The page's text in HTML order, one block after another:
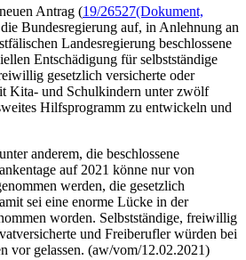
Antrag (19/26527(Dokument,
Bundesregierung auf, in Anlehnung an
Landesregierung beschlossene
Entschädigung für selbstständige
gesetzlich versicherte oder
Kita- und Schulkindern unter zwölf
Hilfsprogramm zu entwickeln und
anderem, die beschlossene
auf 2021 könne nur von
werden, die gesetzlich
sei eine enorme Lücke in der
worden. Selbstständige, freiwillig
und Freiberufler würden bei
vor gelassen. (aw/vom/12.02.2021)